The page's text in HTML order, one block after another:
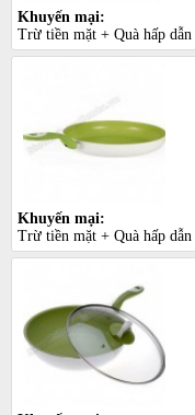
Khuyến mại:
Trừ tiền mặt + Quà hấp dẫn
Khuyến mại:
Trừ tiền mặt + Quà hấp dẫn